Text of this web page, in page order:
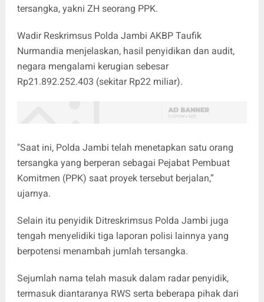
tersangka, yakni ZH seorang PPK.
Wadir Reskrimsus Polda Jambi AKBP Taufik
Nurmandia menjelaskan, hasil penyidikan dan audit,
negara mengalami kerugian sebesar
Rp21.892.252.403 (sekitar Rp22 miliar).
"Saat ini, Polda Jambi telah menetapkan satu orang
tersangka yang berperan sebagai Pejabat Pembuat
Komitmen (PPK) saat proyek tersebut berjalan,”
ujarnya.
Selain itu penyidik Ditreskrimsus Polda Jambi juga
tengah menyelidiki tiga laporan polisi lainnya yang
berpotensi menambah jumlah tersangka.
Sejumlah nama telah masuk dalam radar penyidik,
termasuk diantaranya RWS serta beberapa pihak dari